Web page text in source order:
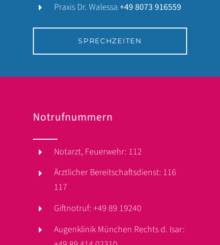
Praxis Dr. Walessa+49 8073 916559
SPRECHZEITEN
Notrufnummern
Notarzt, Feuerwehr: 112
Ärztlicher Bereitschaftsdienst: 116
117
Giftnotruf: +49 89 19240
Augenklinik München Rechts d. Isar: